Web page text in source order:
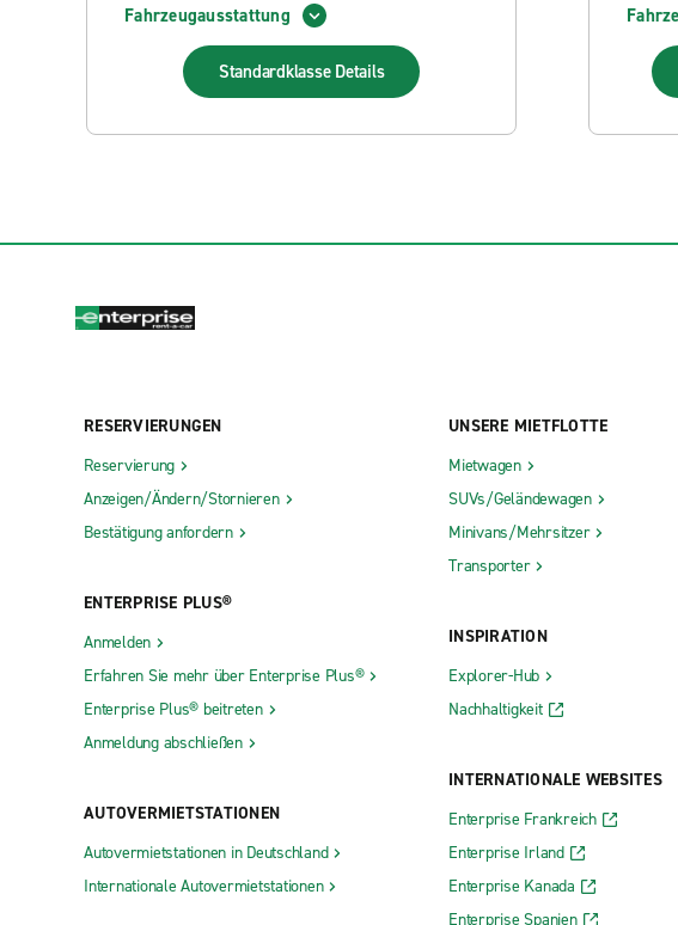
Fahrzeugausstattung
Standardklasse Details
RESERVIERUNGEN
Reservierung
Anzeigen/Ändern/Stornieren
Bestätigung anfordern
ENTERPRISE PLUS®
Anmelden
Erfahren Sie mehr über Enterprise Plus®
Enterprise Plus® beitreten
Anmeldung abschließen
AUTOVERMIETSTATIONEN
Autovermietstationen in Deutschland
Internationale Autovermietstationen
UNSERE MIETFLOTTE
Mietwagen
SUVs/Geländewagen
Minivans/Mehrsitzer
Transporter
INSPIRATION
Explorer-Hub
Nachhaltigkeit
INTERNATIONALE WEBSITES
Enterprise Frankreich
Enterprise Irland
Enterprise Kanada
Enterprise Spanien